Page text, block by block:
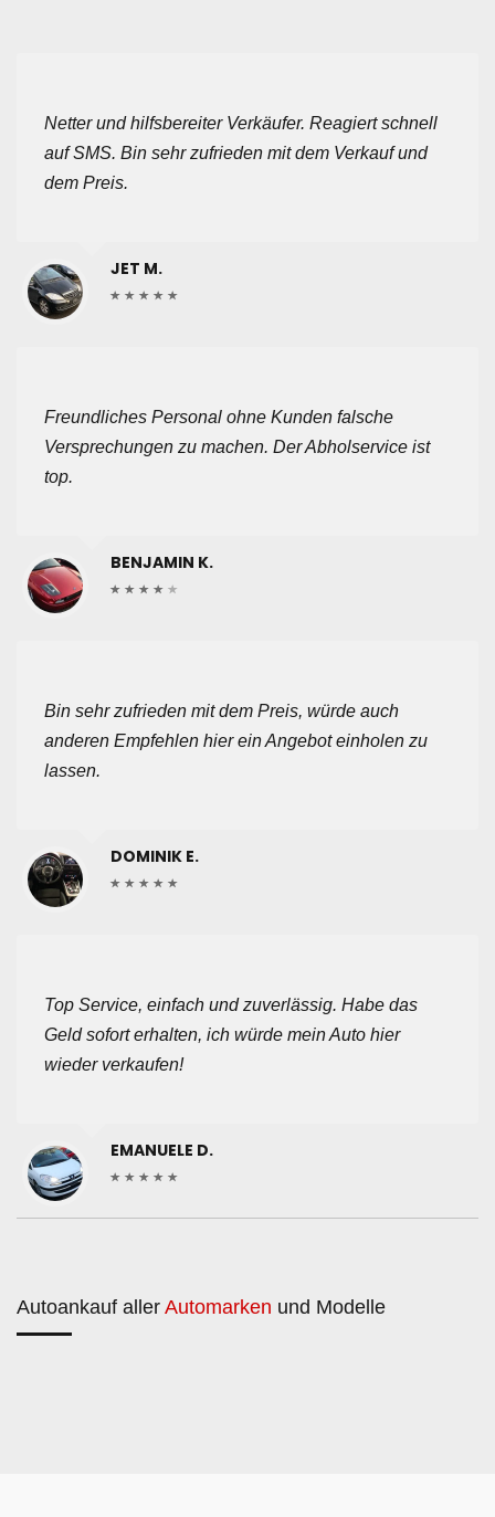
Netter und hilfsbereiter Verkäufer. Reagiert schnell
auf SMS. Bin sehr zufrieden mit dem Verkauf und
dem Preis.
JET M.
Freundliches Personal ohne Kunden falsche
Versprechungen zu machen. Der Abholservice ist
top.
BENJAMIN K.
Bin sehr zufrieden mit dem Preis, würde auch
anderen Empfehlen hier ein Angebot einholen zu
lassen.
DOMINIK E.
Top Service, einfach und zuverlässig. Habe das
Geld sofort erhalten, ich würde mein Auto hier
wieder verkaufen!
EMANUELE D.
Autoankauf aller Automarken und Modelle